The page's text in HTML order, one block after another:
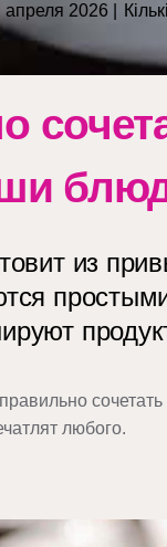
апреля 2026 |
из
любого.